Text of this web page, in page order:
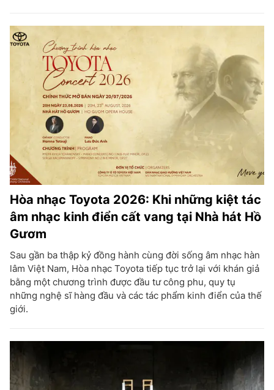
Hòa nhạc Toyota 2026: Khi những kiệt tác
âm nhạc kinh điển cất vang tại Nhà hát Hồ
Gươm
Sau gần ba thập kỷ đồng hành cùng đời sống âm nhạc hàn
lâm Việt Nam, Hòa nhạc Toyota tiếp tục trở lại với khán giả
bằng một chương trình được đầu tư công phu, quy tụ
những nghệ sĩ hàng đầu và các tác phẩm kinh điển của thế
giới.